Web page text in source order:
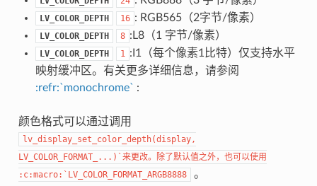
LV_COLOR_DEPTH 16 : RGB565（2字节/像素）
LV_COLOR_DEPTH 8 :L8（1 字节/像素）
LV_COLOR_DEPTH 1 :I1（每个像素1比特）仅支持水平
映射缓冲区。有关更多详细信息，请参阅
:refr:`monochrome` :
颜色格式可以通过调用
lv_display_set_color_depth(display,
LV_COLOR_FORMAT_...)`来更改。除了默认值之外，也可以使用
:c:macro:`LV_COLOR_FORMAT_ARGB8888
。